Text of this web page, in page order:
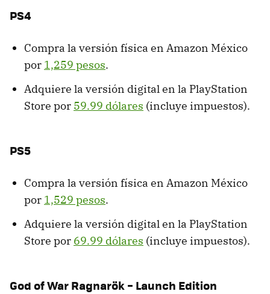
PS4
Compra la versión física en Amazon México
por 1,259 pesos.
Adquiere la versión digital en la PlayStation
Store por 59.99 dólares (incluye impuestos).
PS5
Compra la versión física en Amazon México
por 1,529 pesos.
Adquiere la versión digital en la PlayStation
Store por 69.99 dólares (incluye impuestos).
God of War Ragnarök – Launch Edition